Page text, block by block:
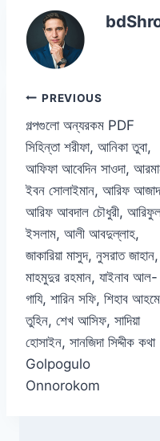
e
b
o
o
k
er s
Post
navigation
PREVIOUS
গল্পগুলো অন্যরকম PDF
সিহিন্তা শরীফা, আনিকা তুবা,
আফিফা আবেদিন সাওদা,
ইবন সোলাইমান, আরিফ
আরিফ আবদাল চৌধুরী,
ইসলাম, আলী আবদুল্লাহ,
জাকারিয়া মাসুদ, নুসরাত জাহান,
মাহমুদুর রহমান, যাইনাব আল-
গাযি, শারিন সফি, শিহাব
তুহিন, শেখ আসিফ, সাদিয়া
হোসাইন, সানজিদা সিদ্দীক কথা |
Golpogulo
Onnorokom